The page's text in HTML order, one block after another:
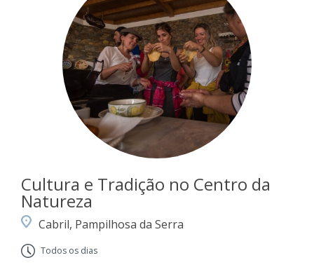
Cultura e Tradição no Centro da
Natureza
Cabril, Pampilhosa da Serra
Todos os dias